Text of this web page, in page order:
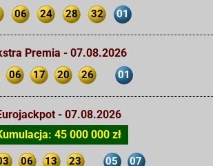
06 24 28 32 01
Premia - 07.08.2026
06 17 20 26 01
- 07.08.2026
45 000 000 zł
06 13 23 05 07